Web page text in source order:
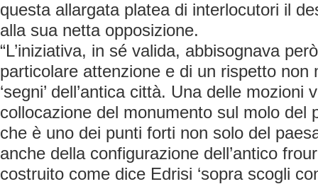
questa allargata platea di interlocutori il
alla sua netta opposizione.
“L’iniziativa, in sé valida, abbisognava
particolare attenzione e di un rispetto non
‘segni’ dell’antica città. Una delle mozioni
collocazione del monumento sul molo del
che è uno dei punti forti non solo del
anche della configurazione dell’antico
costruito come dice Edrisi ‘sopra scogli